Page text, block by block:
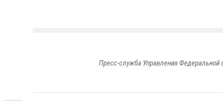
Пресс-служба Управления Федеральной